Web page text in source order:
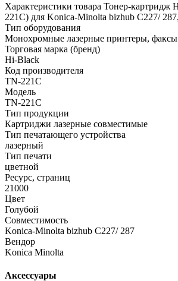
Характеристики товара Тонер-
221C) для Konica-Minolta bizhub C227/
Тип оборудования
Монохромные лазерные принтеры,
Торговая марка (бренд)
Hi-Black
Код производителя
TN-221C
Модель
TN-221C
Тип продукции
Картриджи лазерные совместимые
Тип печатающего устройства
лазерный
Тип печати
цветной
Ресурс, страниц
21000
Цвет
Голубой
Совместимость
Konica-Minolta bizhub C227/ 287
Вендор
Konica Minolta
Аксессуары